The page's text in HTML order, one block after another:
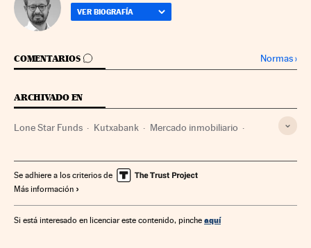
VER BIOGRAFÍA
COMENTARIOS
IR A LOS COMENTARIOS Normas›
ARCHIVADO EN
Lone Star Funds Kutxabank Mercado inmobiliario
Bancos Urbanismo Empresas Banca
Se adhiere a los criterios de
Más información
Si está interesado en licenciar este contenido, pinche aquí